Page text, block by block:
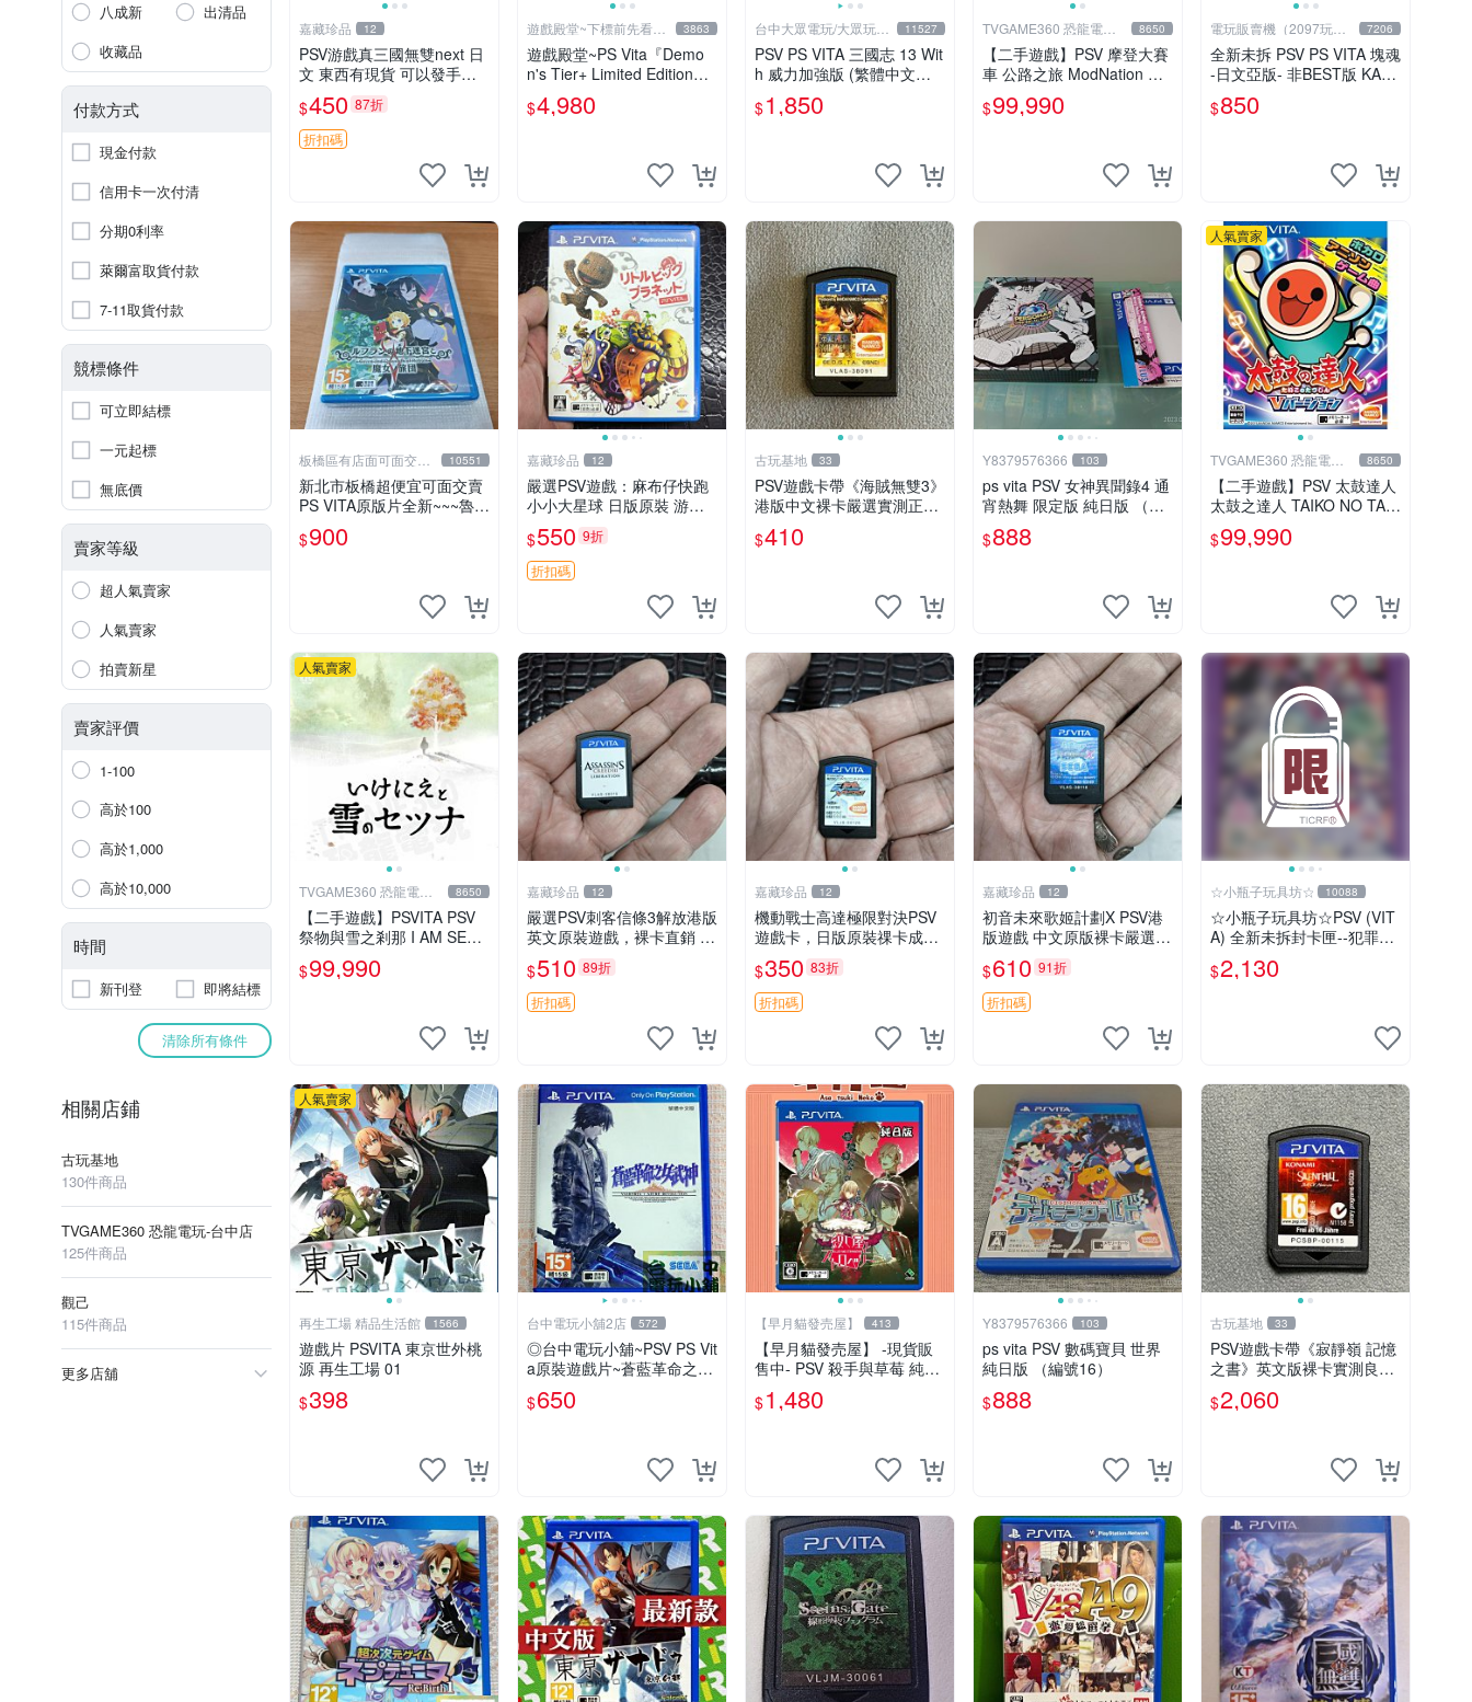
八成新
出清品
收藏品
付款方式
現金付款
信用卡一次付清
分期0利率
萊爾富取貨付款
7-11取貨付款
競標條件
可立即結標
一元起標
無底價
賣家等級
超人氣賣家
人氣賣家
拍賣新星
賣家評價
1-100
高於100
高於1,000
高於10,000
時間
新刊登 即將結標
清除所有條件
相關店鋪
古玩基地
130件商品
TVGAME360 恐龍電玩-台中店
125件商品
觀己
115件商品
更多店舖
嘉藏珍品 12
PSV游戲真三國無雙next 日
文 東西有現貨 可以發手物
品 無質量問題售不退不換
$450 87折
折扣碼
遊戲殿堂~下標前先看賣
場關於我
3863
遊戲殿堂~PS Vita『Demo
n's Tier+ Limited Edition』
全新稀有實體片-全球限量1
500片
$4,980
台中大眾電玩/大眾玩具
店
11527
PSV PS VITA 三國志 13 Wit
h 威力加強版 (繁體中文版)*
*(二手商品)【台中大眾電
玩】
$1,850
TVGAME360 恐龍電玩- 8650
【二手遊戲】PSV 摩登大賽
車 公路之旅 ModNation Ra
cers 中文版 【台中恐龍電
玩】
$99,990
電玩販賣機（2097玩具
公仔舖
7206
全新未拆 PSV PS VITA 塊魂
-日文亞版- 非BEST版 KATA
MARI
$850
板橋區有店面可面交高
價回收電玩
10551
新北市板橋超便宜可面交賣
PS VITA原版片全新~~~魯弗
蘭的地下迷宮與魔女的旅團
~~~便宜賣
$900
嘉藏珍品 12
嚴選PSV遊戲：麻布仔快跑
小小大星球 日版原裝 游玩
成色佳 小小大星球 psv 麻布
仔快跑 測試無誤
$550 9折
折扣碼
古玩基地 33
PSV遊戲卡帶《海賊無雙3》
港版中文裸卡嚴選實測正常
索尼PSV專用 港版直營 psv
海賊無雙 港版
$410
Y8379576366 103
ps vita PSV 女神異聞錄4 通
宵熱舞 限定版 純日版 （編
號17）
$888
人氣賣家
TVGAME360 恐龍電玩- 8650
【二手遊戲】PSV 太鼓達人
太鼓之達人 TAIKO NO TAT
SUJIN V VERSION 中文版
【台中恐龍電玩】
$99,990
人氣賣家
TVGAME360 恐龍電玩- 8650
【二手遊戲】PSVITA PSV
祭物與雪之剎那 I AM SETS
UN 日文版【台中恐龍電
玩】
$99,990
嘉藏珍品 12
嚴選PSV刺客信條3解放港版
英文原裝遊戲，裸卡直銷 刺
客信條3 游戲 港版游戲
$510 89折
折扣碼
嘉藏珍品 12
機動戰士高達極限對決PSV
遊戲卡，日版原裝祼卡成色
佳 機動戰士高達極限對決 P
SV 日版 裸卡 成品
$350 83折
折扣碼
嘉藏珍品 12
初音未來歌姬計劃X PSV港
版遊戲 中文原版裸卡嚴選
初音未來 畫集 游戲 限量版
$610 91折
折扣碼
☆小瓶子玩具坊☆ 10088
☆小瓶子玩具坊☆PSV (VIT
A) 全新未拆封卡匣--犯罪少
女2《Criminal Girls 2》限
定版 (日版)
$2,130
人氣賣家
再生工場 精品生活館 1566
遊戲片 PSVITA 東京世外桃
源 再生工場 01
$398
台中電玩小舖2店 572
◎台中電玩小舖~PSV PS Vit
a原裝遊戲片~蒼藍革命之女
武神 中文版 中文版 ~650
$650
【早月貓發売屋】 413
【早月貓發売屋】 -現貨販
售中- PSV 殺手與草莓 純日
版 日文版 ※戀愛×懸疑※ 戀
愛ADV遊戲
$1,480
Y8379576366 103
ps vita PSV 數碼寶貝 世界
純日版 （編號16）
$888
古玩基地 33
PSV遊戲卡帶《寂靜嶺 記憶
之書》英文版裸卡實測良好
限定PSV平臺獨享 廚房遊戲
獲得熱銷推薦 寂靜嶺 電玩
$2,060